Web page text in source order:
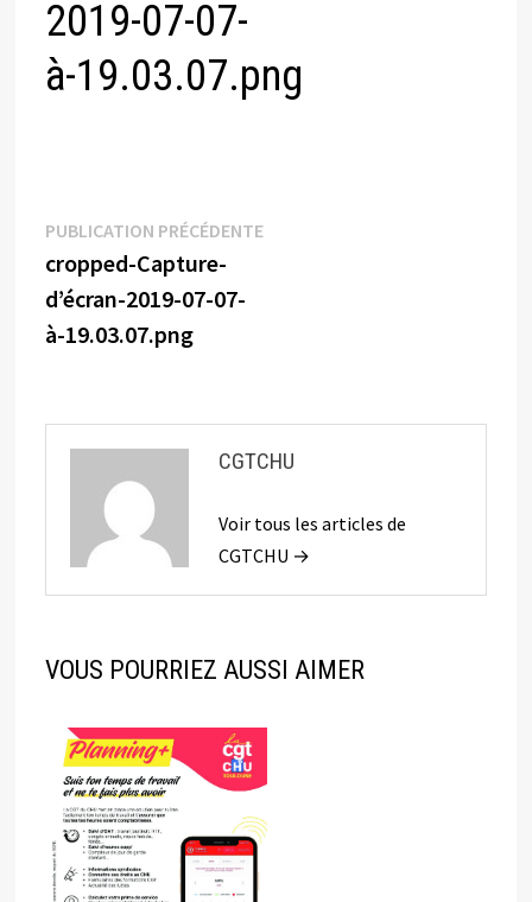
2019-07-07-
à-19.03.07.png
Navigation
de
l’article
PUBLICATION PRÉCÉDENTEPublication
cropped-Capture-
d’écran-2019-07-07-
à-19.03.07.png
CGTCHU
Voir tous les articles de
CGTCHU →
VOUS POURRIEZ AUSSI AIMER